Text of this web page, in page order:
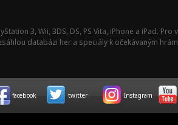
3, Wii, 3DS, DS, PS Vita, iPhone a iPad.
databázi her a speciály k očekávaným
facebook twitter Instagram